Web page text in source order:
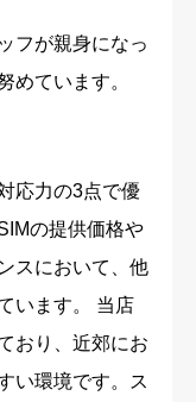
フが親身になっ
めています。
応力の3点で優
の提供価格や
スにおいて、他
います。 当店
おり、近郊にお
い環境です。ス